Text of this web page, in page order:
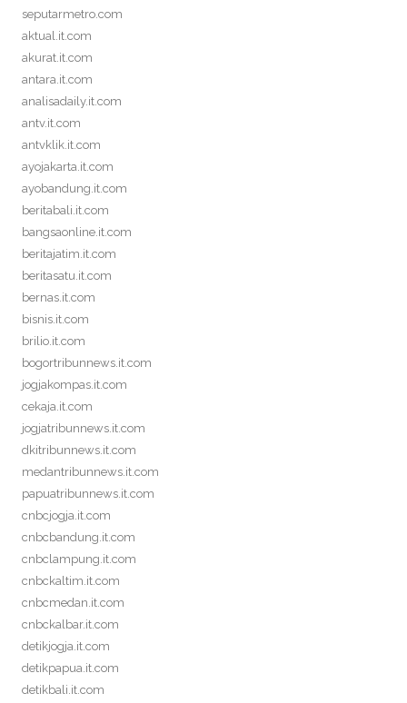
seputarmetro.com
aktual.it.com
akurat.it.com
antara.it.com
analisadaily.it.com
antv.it.com
antvklik.it.com
ayojakarta.it.com
ayobandung.it.com
beritabali.it.com
bangsaonline.it.com
beritajatim.it.com
beritasatu.it.com
bernas.it.com
bisnis.it.com
brilio.it.com
bogortribunnews.it.com
jogjakompas.it.com
cekaja.it.com
jogjatribunnews.it.com
dkitribunnews.it.com
medantribunnews.it.com
papuatribunnews.it.com
cnbcjogja.it.com
cnbcbandung.it.com
cnbclampung.it.com
cnbckaltim.it.com
cnbcmedan.it.com
cnbckalbar.it.com
detikjogja.it.com
detikpapua.it.com
detikbali.it.com